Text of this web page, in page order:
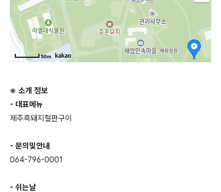
50m
※ 소개 정보
- 대표메뉴
제주흑돼지철판구이
- 문의및안내
064-796-0001
- 쉬는날